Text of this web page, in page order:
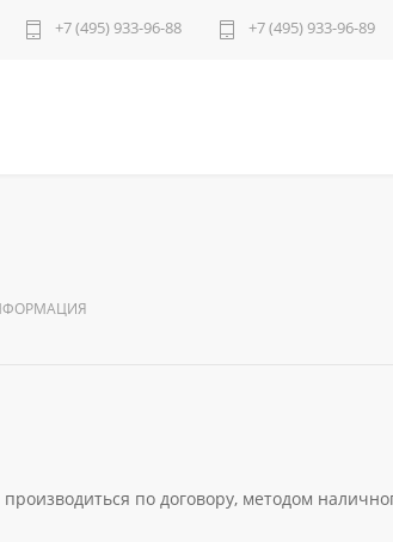
+7 (495) 933-96-88 +7 (495) 933-96-89
по договору, методом